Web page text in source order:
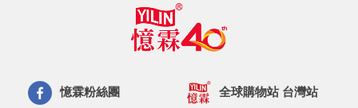
憶霖粉絲團 全球購物站 台灣站